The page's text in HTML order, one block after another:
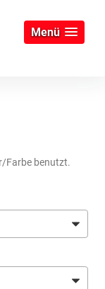
Menü
Farbe benutzt.